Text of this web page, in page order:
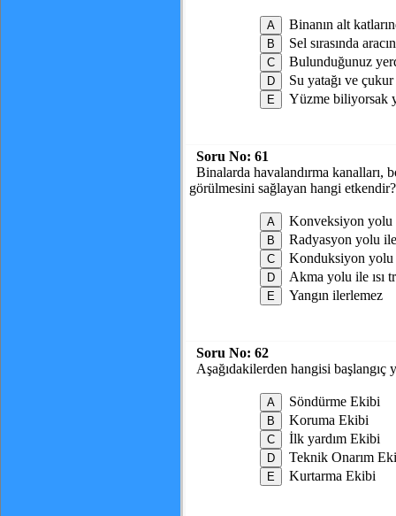
Binanın alt
Sel sırasında
Bulunduğunuz
Su yatağı ve
Yüzme biliyorsak
Soru No: 61
Binalarda havalandırma kanalları,
görülmesini sağlayan hangi etkendir?
Konveksiyon yolu
Radyasyon yolu ile
Konduksiyon yolu
Akma yolu ile ısı
Yangın ilerlemez
Soru No: 62
Aşağıdakilerden hangisi başlangıç
Söndürme Ekibi
Koruma Ekibi
İlk yardım Ekibi
Teknik Onarım
Kurtarma Ekibi